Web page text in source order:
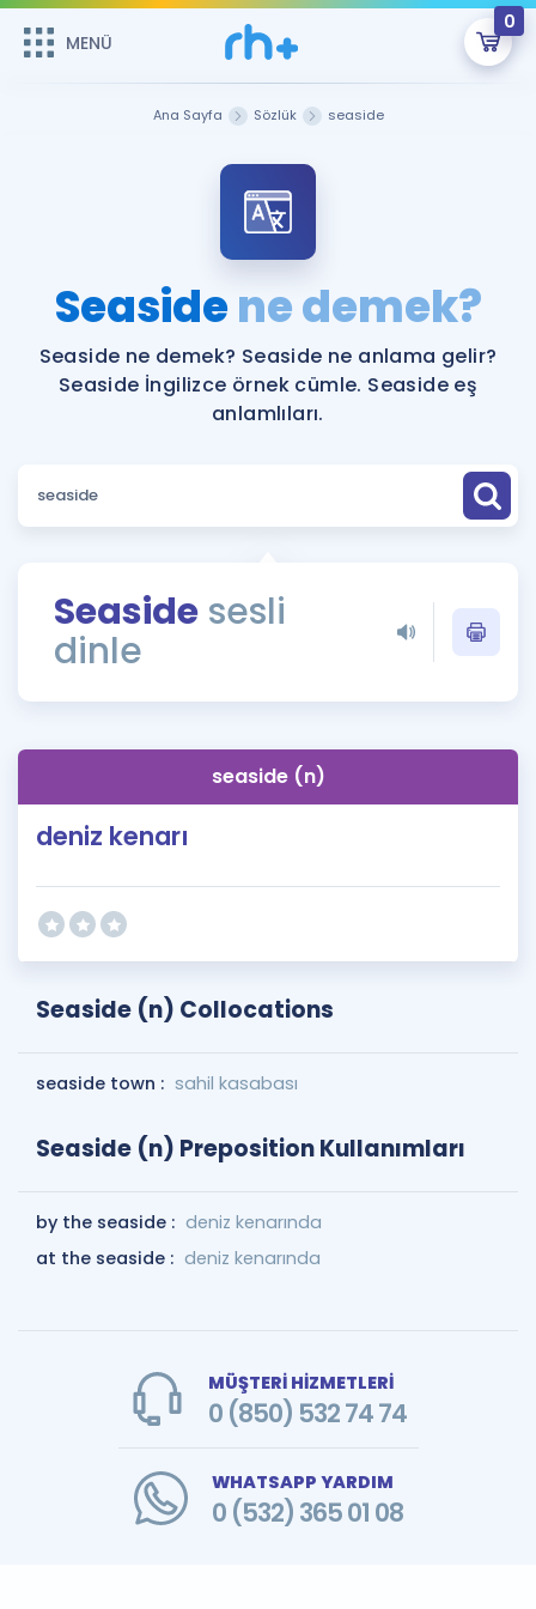
MENÜ
0
ÜYE DEĞİLİM
Sepetin Şu An Boş.
Remzi Hoca ile seni sınava hazırlayacak onlarca eğitim seni
bekliyor!
MENÜ
Faydalı Araçlar
Sözlük
Rehberlik Aracı
ÖSYM Sınav Takvimi
İngilizce Gramer
Hakkımızda
Ana Sayfa Sözlük seaside
Seasidene demek?
Seaside ne demek? Seaside ne anlama gelir?
Seaside İngilizce örnek cümle. Seaside eş
anlamlıları.
Seaside sesli
dinle
seaside (n)
deniz kenarı
Seaside (n) Collocations
seaside town : sahil kasabası
Seaside (n) Preposition Kullanımları
by the seaside : deniz kenarında
at the seaside : deniz kenarında
MÜŞTERİ HİZMETLERİ
0 (850) 532 74 74
WHATSAPP YARDIM
0 (532) 365 01 08